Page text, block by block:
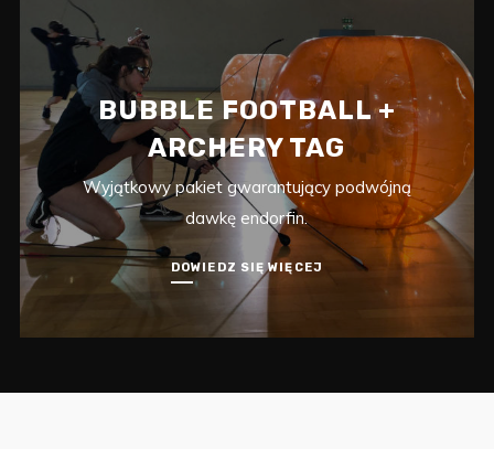
BUBBLE FOOTBALL +
ARCHERY TAG
Wyjątkowy pakiet gwarantujący podwójną
dawkę endorfin.
DOWIEDZ SIĘ WIĘCEJ